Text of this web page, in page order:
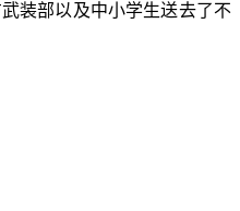
装部以及中小学生送去了不